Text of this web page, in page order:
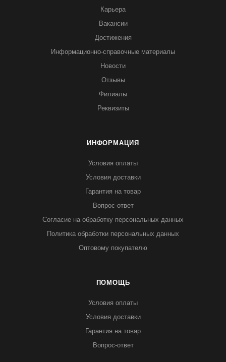
Карьера
Вакансии
Достижения
Информационно-справочные материалы
Новости
Отзывы
Филиалы
Реквизиты
ИНФОРМАЦИЯ
Условия оплаты
Условия доставки
Гарантия на товар
Вопрос-ответ
Согласие на обработку персональных данных
Политика обработки персональных данных
Оптовому покупателю
ПОМОЩЬ
Условия оплаты
Условия доставки
Гарантия на товар
Вопрос-ответ